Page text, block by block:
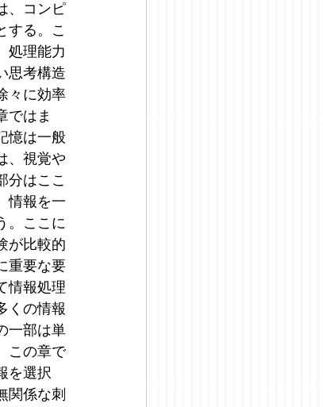
、コンピ
する。こ
処理能力
思考構造
々に効率
ではま
憶は一般
、視覚や
分はここ
情報を一
。ここに
が比較的
重要な要
情報処理
くの情報
一部は単
この章で
を選択
関係な刺